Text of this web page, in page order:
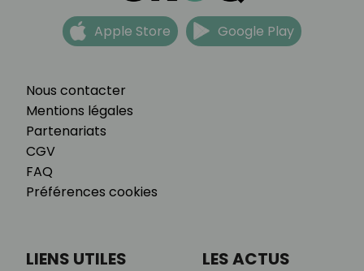
Nous contacter
Mentions légales
Partenariats
CGV
FAQ
Préférences cookies
Apple Store Google Play
LIENS UTILES LES ACTUS